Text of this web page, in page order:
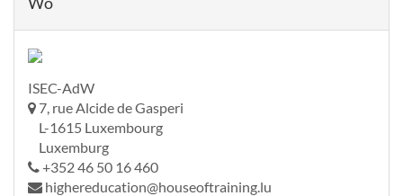
ISEC-AdW
7, rue Alcide de Gasperi
L-1615 Luxembourg
Luxemburg
+352 46 50 16 460
highereducation@houseoftraining.lu